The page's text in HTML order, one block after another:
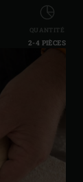
QUANTITÉ
2-4 PIÈCES